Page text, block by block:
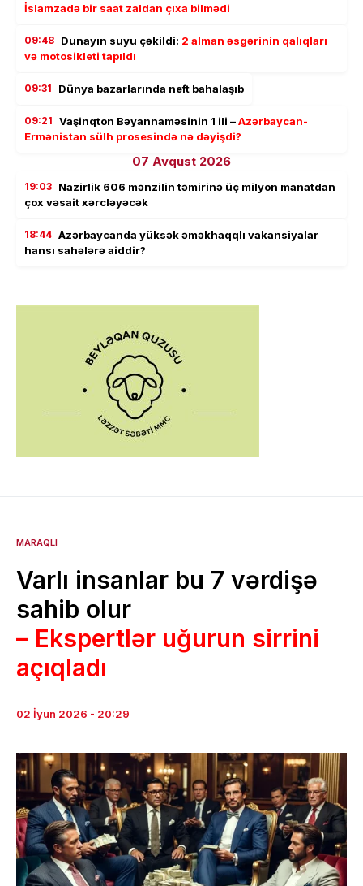
İslamzadə bir saat zaldan çıxa bilmədi
09:48 Dunayın suyu çəkildi: 2 alman əsgərinin qalıqları
və motosikleti tapıldı
09:31 Dünya bazarlarında neft bahalaşıb
09:21 Vaşinqton Bəyannaməsinin 1 ili –Azərbaycan-
Ermənistan sülh prosesində nə dəyişdi?
07 Avqust 2026
19:03 Nazirlik 606 mənzilin təmirinə üç milyon manatdan
çox vəsait xərcləyəcək
18:44 Azərbaycanda yüksək əməkhaqqlı vakansiyalar
hansı sahələrə aiddir?
MARAQLI
Varlı insanlar bu 7 vərdişə
sahib olur
– Ekspertlər uğurun sirrini
açıqladı
02 İyun 2026 - 20:29